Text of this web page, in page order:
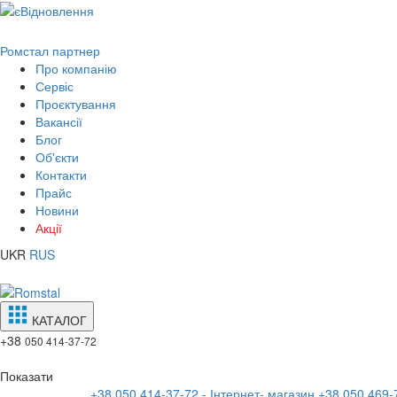
Ромстал партнер
Про компанію
Сервіс
Проєктування
Вакансії
Блог
Об'єкти
Контакти
Прайс
Новини
Акції
UKR RUS
КАТАЛОГ
+38 050 414-37-72
Показати
+38 050 414-37-72 - Інтернет- магазин +38 050